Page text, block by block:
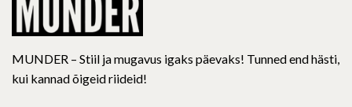
MUNDER – Stiil ja mugavus igaks päevaks! Tunned end hästi,
kui kannad õigeid riideid!